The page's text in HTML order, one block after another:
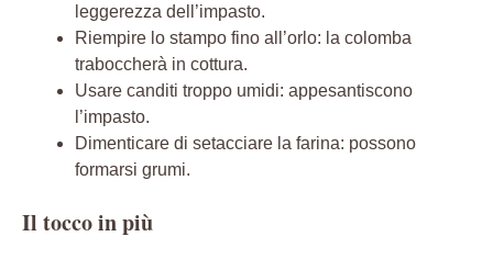
leggerezza dell’impasto.
Riempire lo stampo fino all’orlo: la colomba
traboccherà in cottura.
Usare canditi troppo umidi: appesantiscono
l’impasto.
Dimenticare di setacciare la farina: possono
formarsi grumi.
Il tocco in più